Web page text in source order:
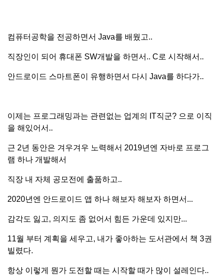
컴퓨터공학을 전공하면서 Java를 배웠고..
직장인이 되어 휴대폰 SW개발을 하면서.. C로 시작해서..
안드로이드 스마트폰이 유행하면서 다시 Java를 하다가..
이제는 프로그래밍과는 관련없는 업계의 IT직군? 으로 이직
을 해있어서..
근 2년 동안은 겨우겨우 노력해서 2019년엔 자바로 프로그
램 하나 개발해서
직장 내 자체 공모전에 출품하고..
2020년엔 안드로이드 앱 하나 해보자 해보자 하면서...
감각도 잃고, 의지도 좀 없어서 힘든 가운데 있지만...
11월 부터 계획을 세우고, 내가 좋아하는 도서관에서 책 3권
빌렸다.
항상 이렇게 뭔가 도전할 때는 시작할 때가 많이 설레인다..